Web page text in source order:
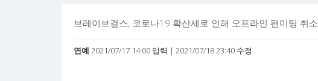
브레이브걸스, 코로나19 확산세로 인해 오프라인 팬미팅 취소
연예 2021/07/17 14:00 입력 | 2021/07/18 23:40 수정